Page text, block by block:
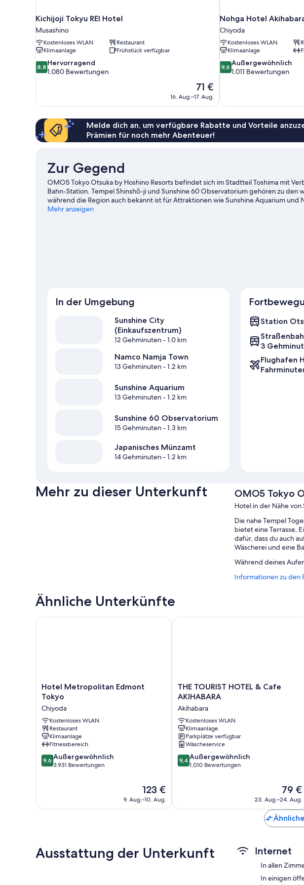
Kichijoji Tokyu REI Hotel
Musashino
Kostenloses WLAN
Restaurant
Klimaanlage
Frühstück verfügbar
8.8
von
Bewertungen
8,8 Hervorragend
1.080 Bewertungen
Der
Preis
beträgt
71 €
16. Aug.–17. Aug.
Nohga Hotel
Chiyoda
Kostenloses WLAN
Klimaanlage
9.6
von
Bewertungen
9,6 Außergewöhnlich
1.011 Bewertungen
Melde dich an, um verfügbare Rabatte und Vorteile
Prämien für noch mehr Abenteuer!
Zur Gegend
OMO5 Tokyo Otsuka by Hoshino Resorts befindet sich im Stadtteil Toshima mit
Bahn-Station. Tempel Shinshō-ji und Sunshine 60 Observatorium gehören zu den
während die Region auch bekannt ist für Attraktionen wie Sunshine Aquarium und
diese Attraktion nicht entgehen: Namco Namja Town.
Mehr anzeigen
In der Umgebung
Sunshine City
(Einkaufszentrum)
12 Gehminuten- 1.0 km
Namco Namja Town
13 Gehminuten- 1.2 km
Sunshine Aquarium
13 Gehminuten- 1.2 km
Sunshine 60 Observatorium
15 Gehminuten- 1.3 km
Japanisches Münzamt
14 Gehminuten- 1.2 km
Station
3
Flughafen
Mehr zu dieser Unterkunft OMO5 Tokyo
Hotel in der Nähe von
Die nahe Tempel
bietet eine Terrasse,
dafür, dass du auch
Wäscherei und eine
Während deines
Ein großes
Bewertungen
Kostenlose
Badezimmer mit
Kühlschränke,
Informationen zu den
Ähnliche Unterkünfte
Hotel
Metropolitan
Edmont
Tokyo
Chiyoda
Hotel Metropolitan Edmont
Tokyo
Chiyoda
Kostenloses WLAN
Restaurant
Klimaanlage
Fitnessbereich
9.6
von
9,6 Außergewöhnlich
3.931 Bewertungen
Der
Preis
beträgt
123 €
9. Aug.–10. Aug.
Hotel Metropolitan Edmont Tokyo
THE
TOURIST
&
Cafe
AKIHABARA
Akihabara
THE TOURIST HOTEL & Cafe
AKIHABARA
Akihabara
Kostenloses WLAN
Klimaanlage
Parkplätze verfügbar
Wäscheservice
9.4
von
9,4 Außergewöhnlich
1.010 Bewertungen
Der
Preis
beträgt
79 €
79 €
23. Aug.–24. Aug.
THE TOURIST HOTEL & Cafe
Ausstattung der Unterkunft Internet
In allen
In einigen